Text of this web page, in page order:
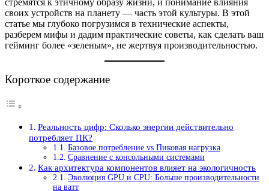
своих устройств на планету — часть этой культуры. В этой
статье мы глубоко погрузимся в технические аспекты,
разберем мифы и дадим практические советы, как сделать ваш
гейминг более «зеленым», не жертвуя производительностью.
Короткое содержание
Реальность цифр: Сколько энергии действительно
потребляет ПК?
Базовое потребление vs Пиковая нагрузка
Сравнение с консольными системами
Как архитектура компонентов влияет на экологичность
Эволюция GPU и CPU: Больше производительности
на ватт